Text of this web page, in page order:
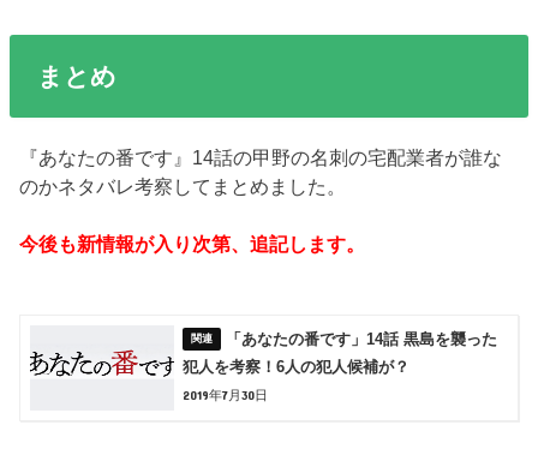
まとめ
『あなたの番です』14話の甲野の名刺の宅配業者が誰な
のかネタバレ考察してまとめました。
今後も新情報が入り次第、追記します。
「あなたの番です」14話 黒島を襲った
犯人を考察！6人の犯人候補が？
2019年7月30日